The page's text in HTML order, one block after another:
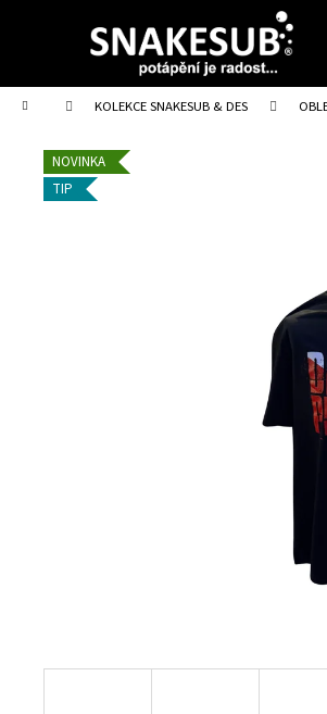
Domů KOLEKCE SNAKESUB & DES
NOVINKA
TIP
í
Zpět
do
Zpět
do